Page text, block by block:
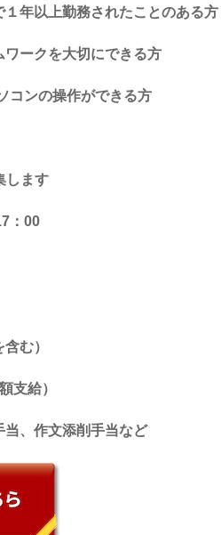
年以上勤務されたことのある方
ークを大切にできる方
コンの操作ができる方
します
： 00
む）
支給）
、作文添削手当など